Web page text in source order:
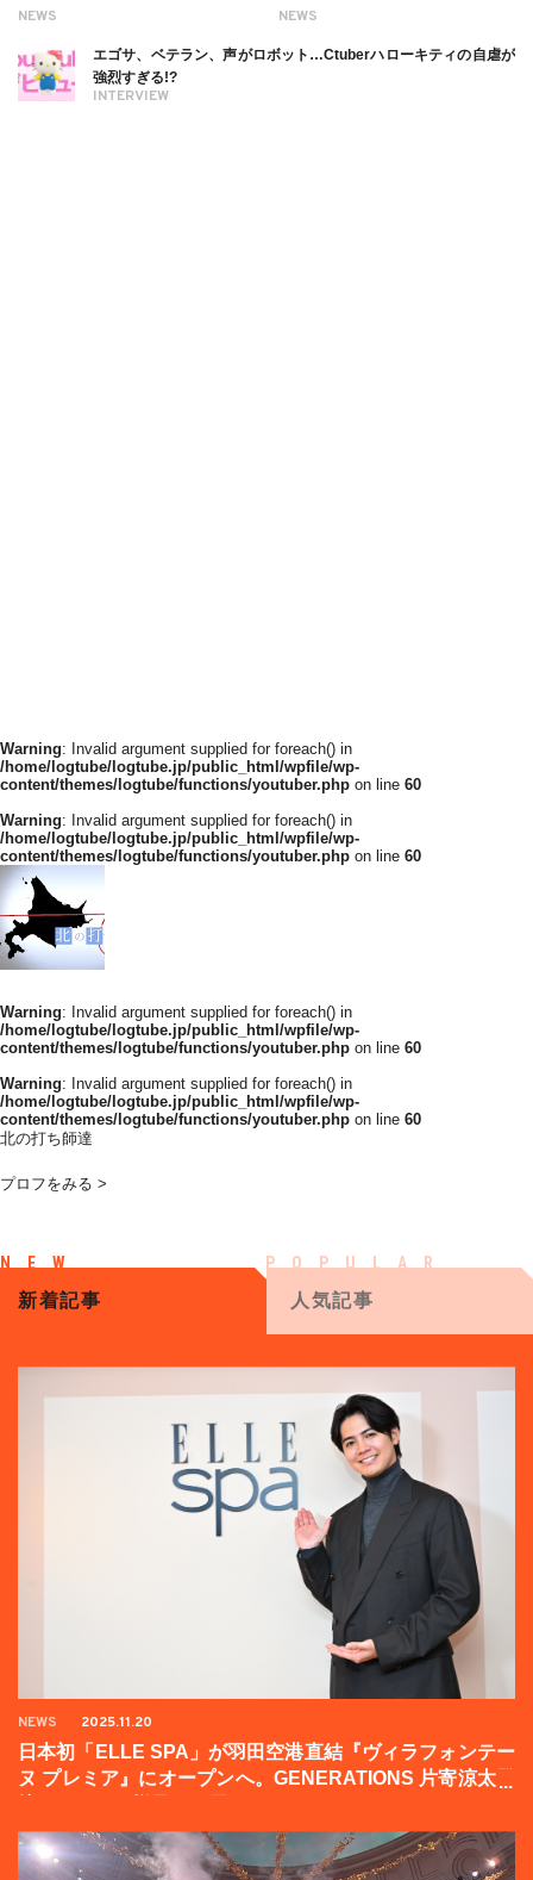
NEWS NEWS
INTERVIEW
エゴサ、ベテラン、声がロボット…Ctuberハローキティの自虐が
強烈すぎる!?
Warning: Invalid argument supplied for foreach() in
/home/logtube/logtube.jp/public_html/wpfile/wp-
content/themes/logtube/functions/youtuber.php on line 60
Warning: Invalid argument supplied for foreach() in
/home/logtube/logtube.jp/public_html/wpfile/wp-
content/themes/logtube/functions/youtuber.php on line 60
Warning: Invalid argument supplied for foreach() in
/home/logtube/logtube.jp/public_html/wpfile/wp-
content/themes/logtube/functions/youtuber.php on line 60
Warning: Invalid argument supplied for foreach() in
/home/logtube/logtube.jp/public_html/wpfile/wp-
content/themes/logtube/functions/youtuber.php on line 60
北の打ち師達
プロフをみる >
新着記事 人気記事
NEWS 2025.11.20
日本初「ELLE SPA」が羽田空港直結『ヴィラフォンテー
ヌ プレミア』にオープンへ。GENERATIONS 片寄涼太登